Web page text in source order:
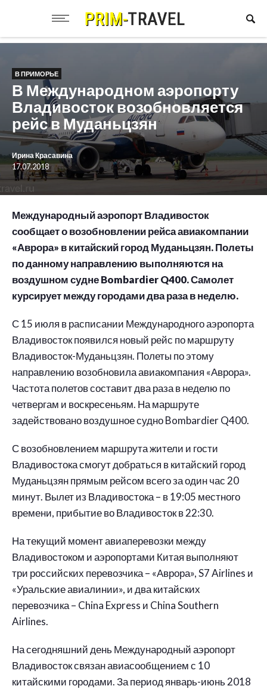
В ПРИМОРЬЕ
В Международном аэропорту
Владивосток возобновляется
рейс в Муданьцзян
Ирина Красавина
17.07.2018
Международный аэропорт Владивосток
сообщает о возобновлении рейса авиакомпании
«Аврора» в китайский город Муданьцзян. Полеты
по данному направлению выполняются на
воздушном судне Bombardier Q400. Самолет
курсирует между городами два раза в неделю.
С 15 июля в расписании Международного аэропорта
Владивосток появился новый рейс по маршруту
Владивосток-Муданьцзян. Полеты по этому
направлению возобновила авиакомпания «Аврора».
Частота полетов составит два раза в неделю по
четвергам и воскресеньям. На маршруте
задействовано воздушное судно Bombardier Q400.
С возобновлением маршрута жители и гости
Владивостока смогут добраться в китайский город
Муданьцзян прямым рейсом всего за один час 20
минут. Вылет из Владивостока – в 19:05 местного
времени, прибытие во Владивосток в 22:30.
На текущий момент авиаперевозки между
Владивостоком и аэропортами Китая выполняют
три российских перевозчика – «Аврора», S7 Airlines и
«Уральские авиалинии», и два китайских
перевозчика – China Express и China Southern
Airlines.
На сегодняшний день Международный аэропорт
Владивосток связан авиасообщением с 10
китайскими городами. За период январь-июнь 2018